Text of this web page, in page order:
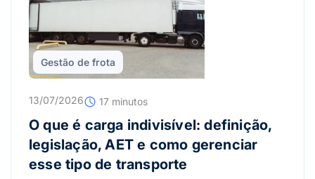
Gestão de frota
13/07/2026 17 minutos
O que é carga indivisível: definição,
legislação, AET e como gerenciar
esse tipo de transporte